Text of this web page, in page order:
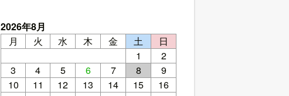
2026年8月
月
火 水 木 金 土
日
1
2
3
4 5 6 7 8
9
10
11 12 13 14 15
16